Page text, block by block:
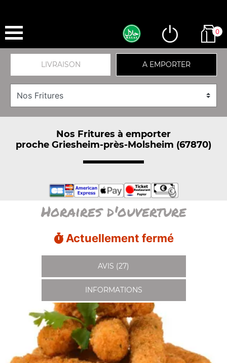
0
LIVRAISON A EMPORTER
Nos Fritures à emporter
proche Griesheim-près-Molsheim (67870)
Horaires d'ouverture
Actuellement fermé
AVIS (27)
INFORMATIONS